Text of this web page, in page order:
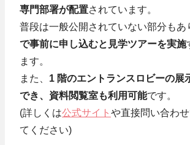
専門部署が配置されています。
普段は一般公開されていない部分もあ
で事前に申し込むと見学ツアーを実施
ます。
また、 1 階のエントランスロビーの展
でき、資料閲覧室も利用可能です。
(詳しくは公式サイト や直接問い合わ
てください)